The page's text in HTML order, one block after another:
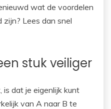
wat de voordelen
zijn? Lees dan snel
stuk veiliger
dat je eigenlijk kunt
van A naar B te